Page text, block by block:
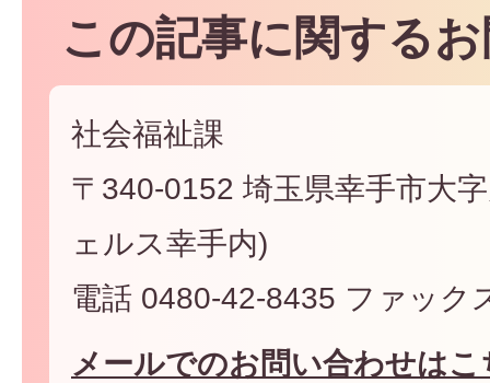
この記事に関する
社会福祉課
〒340-0152 埼玉県幸手市大
ェルス幸手内)
電話 0480-42-8435 ファック
メールでのお問い合わせは